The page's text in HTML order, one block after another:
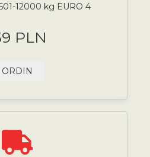
12000 kg EURO 4
PLN
ORDIN